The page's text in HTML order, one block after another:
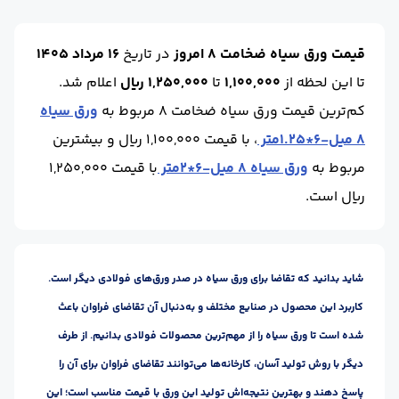
قیمت ورق سیاه ضخامت 8 امروز در تاریخ 16 مرداد 1405
تا این لحظه از1,100,000 تا 1,250,000 ریال
اعلام شد.
کم‌ترین قیمت ورق سیاه ضخامت 8 مربوط به
ورق سیاه
8 میل-6*1.25متر
، با قیمت 1,100,000 ریال و بیشترین
مربوط به ورق سیاه 8 میل-6*2متر
با قیمت 1,250,000
ریال است.
شاید بدانید که تقاضا برای ورق سیاه در صدر ورق‌های فولادی دیگر است.
کاربرد این محصول در صنایع مختلف و به‌دنبال آن تقاضای فراوان باعث
شده است تا ورق سیاه را از مهم‌ترین محصولات فولادی بدانیم. از طرف
دیگر با روش تولید آسان، کارخانه‌ها می‌توانند تقاضای فراوان برای آن را
پاسخ دهند و بهترین نتیجه‌اش تولید این ورق با قیمت مناسب است؛ این